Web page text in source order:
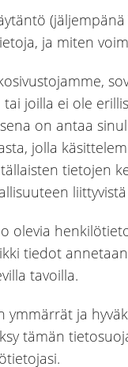
ja miten
joilla ei ole
on antaa
jolla
tietojen
olevia
tiedot
tavoilla.
ja
tämän